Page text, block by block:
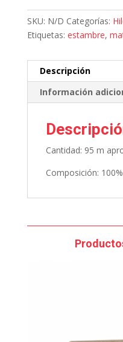
SKU: N/D Categorías:
Etiquetas: estambre,
Descripción
Información
Cantidad: 95 m
Composición: